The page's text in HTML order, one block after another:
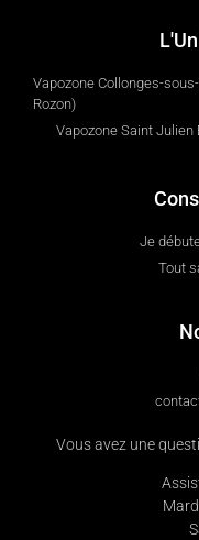
Vapozone Collonges-
Rozon)
Vapozone Saint Julien
Je
Tout
Vous avez une